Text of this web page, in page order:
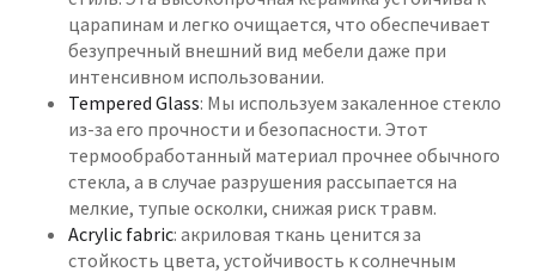
царапинам и легко очищается, что обеспечивает
безупречный внешний вид мебели даже при
интенсивном использовании.
Tempered Glass: Мы используем закаленное стекло
из-за его прочности и безопасности. Этот
термообработанный материал прочнее обычного
стекла, а в случае разрушения рассыпается на
мелкие, тупые осколки, снижая риск травм.
Acrylic fabric: акриловая ткань ценится за
стойкость цвета, устойчивость к солнечным